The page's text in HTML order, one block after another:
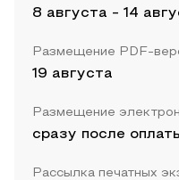
8 августа - 14
Размещение PDF-
19 августа
Размещение
сразу после
Рассылка печатных